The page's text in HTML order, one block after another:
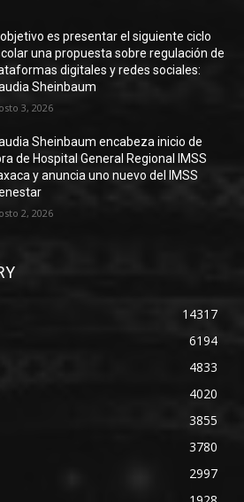
objetivo es presentar el siguiente ciclo
una propuesta sobre regulación de
digitales y redes sociales:
Sheinbaum
3, 2026
Sheinbaum encabeza inicio de
de Hospital General Regional IMSS
y anuncia uno nuevo del IMSS
2, 2026
14317
6194
4833
4020
3855
3780
2997